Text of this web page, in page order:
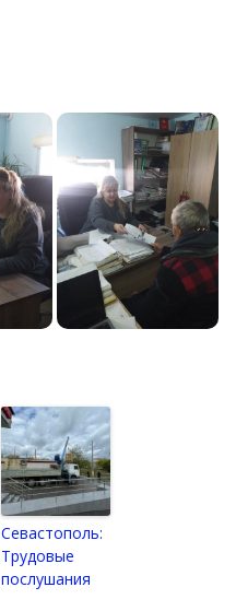
Севастополь:
Трудовые
послушания